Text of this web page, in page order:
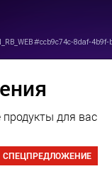
для вас
СПЕЦПРЕДЛОЖЕНИЕ